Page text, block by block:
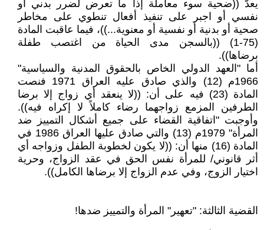
يعدّ ((ضحية سوء معاملة إذا ما تعرض لضرر بدني أو
نفسي أو اجبر على تنفيذ أفعال تنطوي على مخاطر
صحية أو بدنية أو نفسية أو معنوية...))، فيما عاقبت المادة
(75-1) ((بالسجن مدى الحياة من اغتصب طفلة
برضاها)).
أما "العهد الدولي الخاص بالحقوق المدنية والسياسية"
1966م (12) والذي صادق عليه العراق 1971 فنصت
المادة (23) فيه على أن: ((لا ينعقد أي زواج إلا برضا
الطرفين المزمع زواجهما رضاء كاملاً لا إكراه فيه)).
وأوجبت "اتفاقية القضاء على جميع أشكال التمييز ضد
المرأة" 1979م (13) والتي صادق عليها العراق 1986 في
المادة (16) منها أن: ((لا يكون لخطوبة الطفل وزواجه أي
أثر قانوني/ للمرأة نفس الحق في عقد الزواج، وحرية
اختيار الزوج، وفي عدم الزواج إلا برضاها الكامل)).
القضية الثالثة: "تعهير" المرأة والتمييز ضدها!